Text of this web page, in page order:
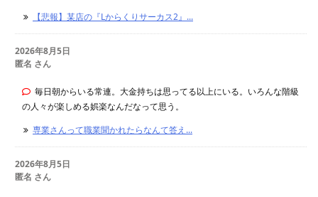
【悲報】某店の『Lからくりサーカス2』...
2026年8月5日
匿名 さん
毎日朝からいる常連。大金持ちは思ってる以上にいる。いろんな階級
の人々が楽しめる娯楽なんだなって思う。
専業さんって職業聞かれたらなんて答え...
2026年8月5日
匿名 さん